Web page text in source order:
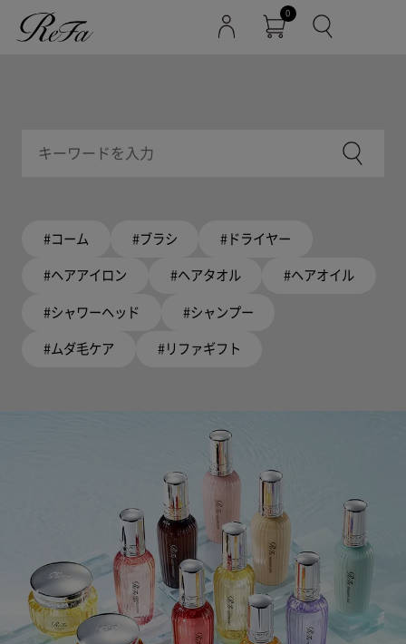
0
#コーム #ブラシ #ドライヤー
#ヘアアイロン #ヘアタオル #ヘアオイル
#シャワーヘッド #シャンプー
#ムダ毛ケア #リファギフト